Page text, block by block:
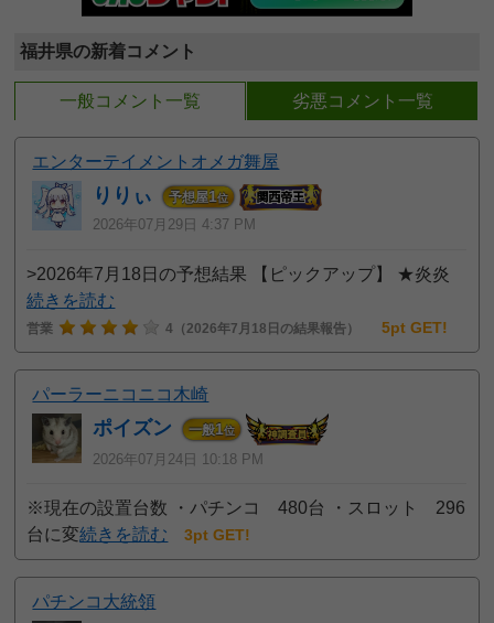
福井県の新着コメント
一般コメント一覧 劣悪コメント一覧
エンターテイメントオメガ舞屋
りりぃ 予想屋1位
2026年07月29日 4:37 PM
>2026年7月18日の予想結果 【ピックアップ】 ★炎炎
続きを読む
営業 4 （2026年7月18日の結果報告） 5pt GET!
パーラーニコニコ木崎
ポイズン 一般1位
2026年07月24日 10:18 PM
※現在の設置台数 ・パチンコ 480台 ・スロット 296
台に変続きを読む 3pt GET!
パチンコ大統領